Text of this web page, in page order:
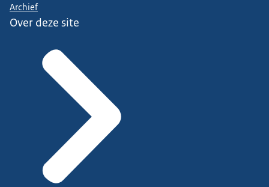
Archief
Over deze site